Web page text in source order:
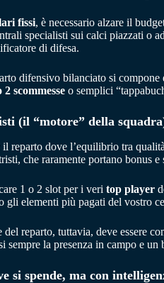
fissi, è necessario alzare il
specialisti sui calci piazzati o
di difesa.
difensivo bilanciato si compone
2 scommesse o semplici
(il “motore” della
reparto dove l’equilibrio tra
che raramente portano bonus e
1 o 2 slot per i veri top player
gli elementi più pagati del vostro
del reparto, tuttavia, deve essere
sempre la presenza in campo e
si spende, ma con